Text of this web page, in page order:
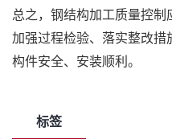
总之，钢结构加工质量控制
加强过程检验、落实整改措
构件安全、安装顺利。
标签